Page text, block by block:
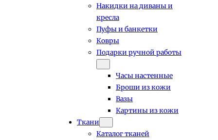
Накидки на диваны и
кресла
Пуфы и банкетки
Ковры
Подарки ручной работы
Часы настенные
Броши из кожи
Вазы
Картины из кожи
Ткани
Каталог тканей